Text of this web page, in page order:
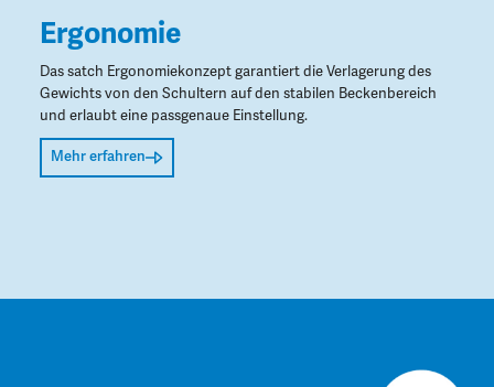
Ergonomie
Das satch Ergonomiekonzept garantiert die Verlagerung des
Gewichts von den Schultern auf den stabilen Beckenbereich
und erlaubt eine passgenaue Einstellung.
Mehr erfahren